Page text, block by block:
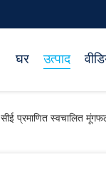
घर उत्पाद
सीई प्रमाणित स्वचालित